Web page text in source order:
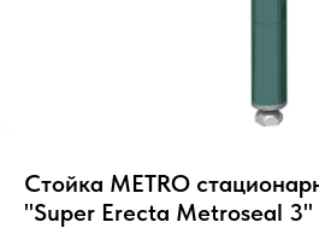
Стойка METRO
"Super Erecta Metroseal 3"